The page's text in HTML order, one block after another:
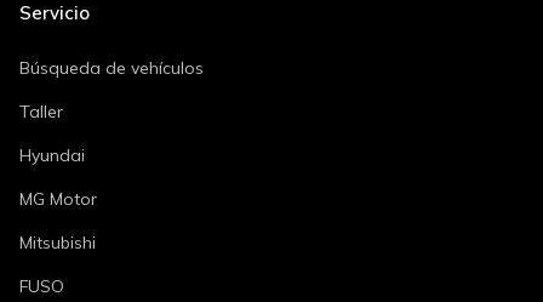
Servicio
Búsqueda de vehículos
Taller
Hyundai
MG Motor
Mitsubishi
FUSO